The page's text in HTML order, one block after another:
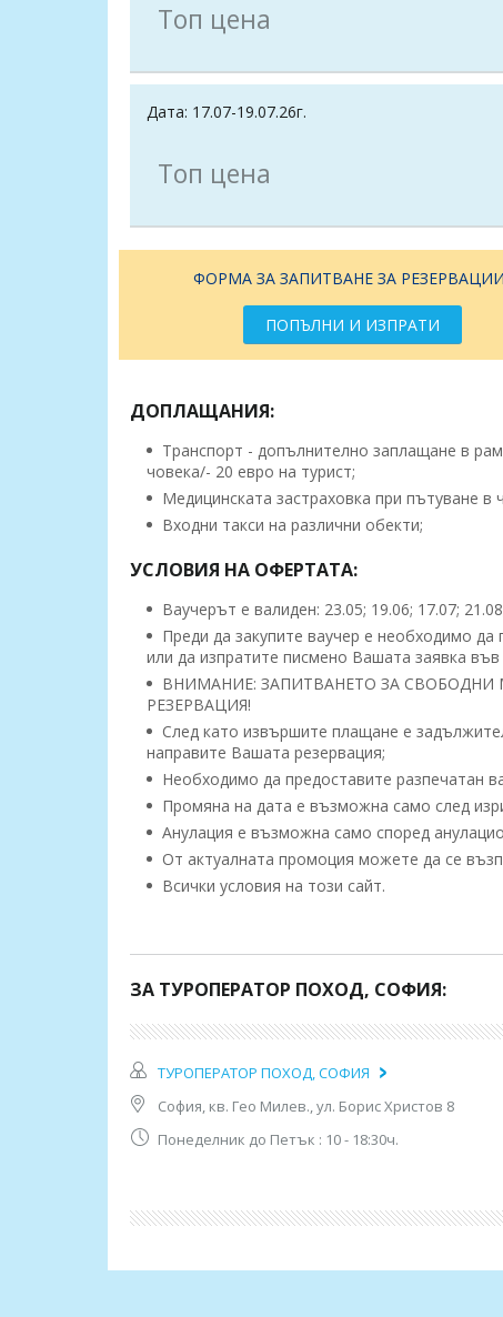
Топ цена
Дата: 17.07-19.07.26г.
Топ цена
ФОРМА ЗА ЗАПИТВАНЕ ЗА
ПОПЪЛНИ И ИЗПРАТИ
ДОПЛАЩАНИЯ:
Транспорт - допълнително заплащане в
човека/- 20 евро на турист;
Медицинската застраховка при пътуване в
Входни такси на различни обекти;
УСЛОВИЯ НА ОФЕРТАТА:
Ваучерът е валиден: 23.05; 19.06; 17.07;
Преди да закупите ваучер е необходимо
или да изпратите писмено Вашата заявка
ВНИМАНИЕ: ЗАПИТВАНЕТО ЗА СВОБОДНИ
РЕЗЕРВАЦИЯ!
След като извършите плащане е
направите Вашата резервация;
Необходимо да предоставите разпечатан
Промяна на дата е възможна само след
Анулация е възможна само според
От актуалната промоция можете да се
Всички условия на този сайт.
Етно село Срна се намира в Сърбия, в
В колко часа е настаняването и
Настаняване: след 15:00 ч.
Напускане: до 11:00 ч.
ЗА ТУРОПЕРАТОР ПОХОД, СОФИЯ:
ТУРОПЕРАТОР ПОХОД, СОФИЯ
София, кв. Гео Милев., ул. Борис Христов 8
Понеделник до Петък : 10 - 18:30ч.